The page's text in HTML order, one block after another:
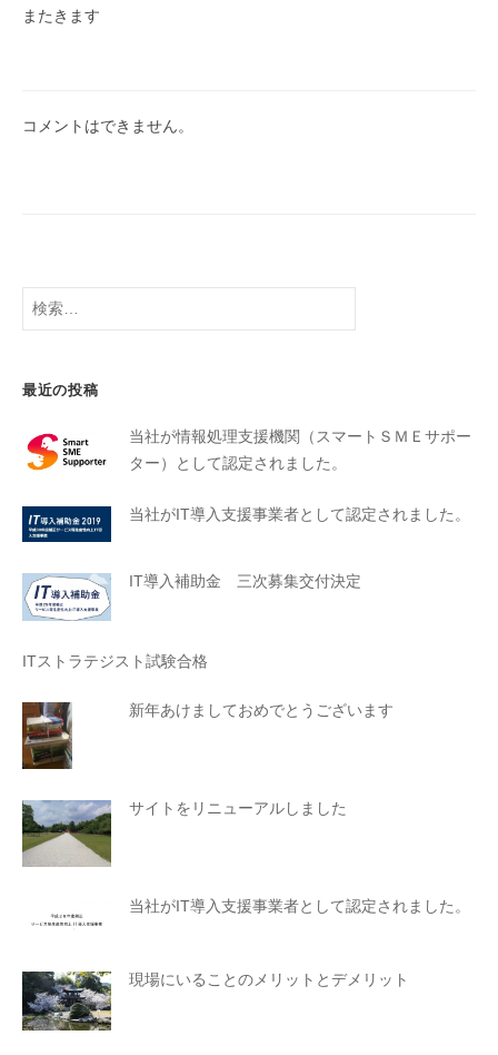
またきます
コメントはできません。
最近の投稿
当社が情報処理支援機関（スマートＳＭＥサポー
ター）として認定されました。
当社がIT導入支援事業者として認定されました。
IT導入補助金 三次募集交付決定
ITストラテジスト試験合格
新年あけましておめでとうございます
サイトをリニューアルしました
当社がIT導入支援事業者として認定されました。
現場にいることのメリットとデメリット